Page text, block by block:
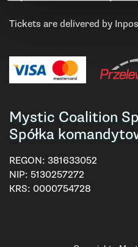
Tickets are delivered by
Mystic Coalition
Spółka
REGON: 381633052
NIP: 5130257272
KRS: 0000754728